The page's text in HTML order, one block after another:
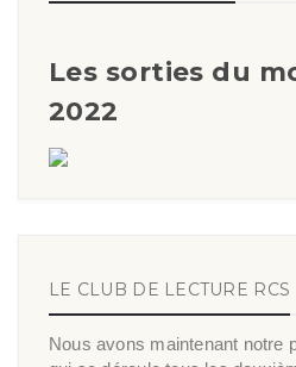
Les sorties du
2022
LE CLUB DE LECTURE RCS
Nous avons maintenant notre